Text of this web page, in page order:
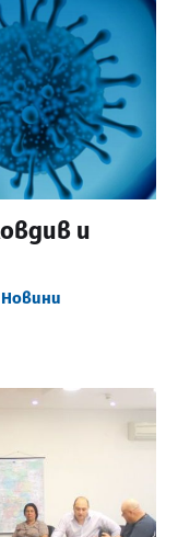
и
Новини